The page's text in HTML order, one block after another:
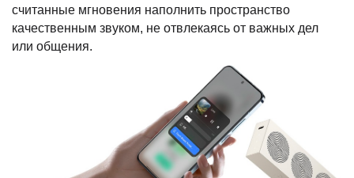
считанные мгновения наполнить пространство
качественным звуком, не отвлекаясь от важных дел
или общения.